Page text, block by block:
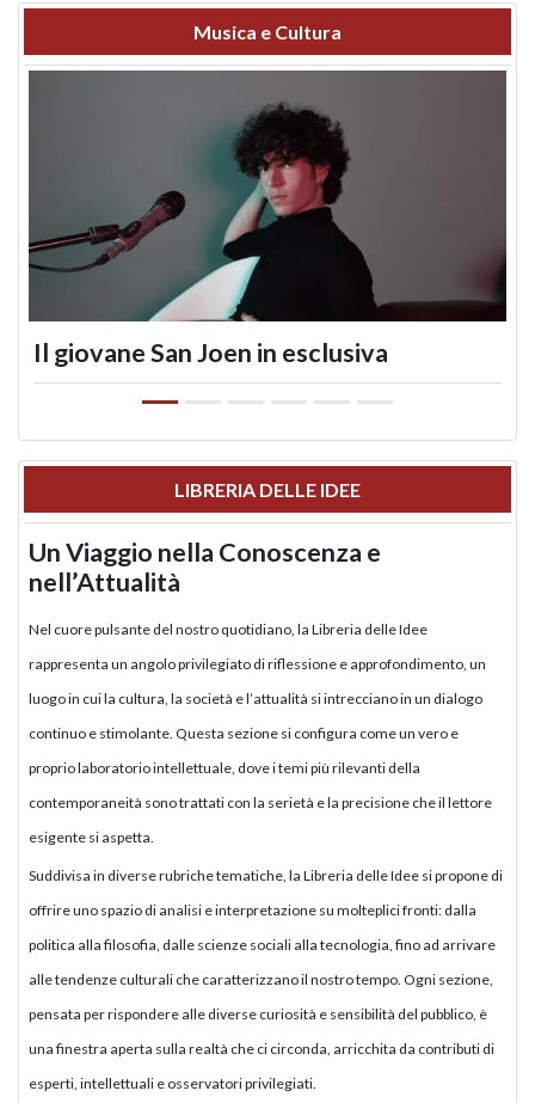
Musica e Cultura
Il giovane San Joen in esclusiva
LIBRERIA DELLE IDEE
Un Viaggio nella Conoscenza e
nell’Attualità
Nel cuore pulsante del nostro quotidiano, la Libreria delle Idee
rappresenta un angolo privilegiato di riflessione e approfondimento, un
luogo in cui la cultura, la società e l’attualità si intrecciano in un dialogo
continuo e stimolante. Questa sezione si configura come un vero e
proprio laboratorio intellettuale, dove i temi più rilevanti della
contemporaneità sono trattati con la serietà e la precisione che il lettore
esigente si aspetta.
Suddivisa in diverse rubriche tematiche, la Libreria delle Idee si propone di
offrire uno spazio di analisi e interpretazione su molteplici fronti: dalla
politica alla filosofia, dalle scienze sociali alla tecnologia, fino ad arrivare
alle tendenze culturali che caratterizzano il nostro tempo. Ogni sezione,
pensata per rispondere alle diverse curiosità e sensibilità del pubblico, è
una finestra aperta sulla realtà che ci circonda, arricchita da contributi di
esperti, intellettuali e osservatori privilegiati.